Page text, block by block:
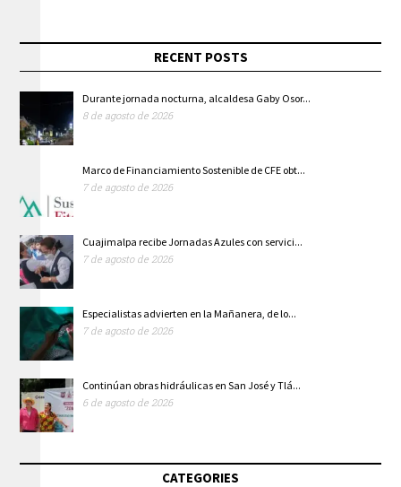
RECENT POSTS
Durante jornada nocturna, alcaldesa Gaby Osor...
8 de agosto de 2026
Marco de Financiamiento Sostenible de CFE obt...
7 de agosto de 2026
Cuajimalpa recibe Jornadas Azules con servici...
7 de agosto de 2026
Especialistas advierten en la Mañanera, de lo...
7 de agosto de 2026
Continúan obras hidráulicas en San José y Tlá...
6 de agosto de 2026
CATEGORIES